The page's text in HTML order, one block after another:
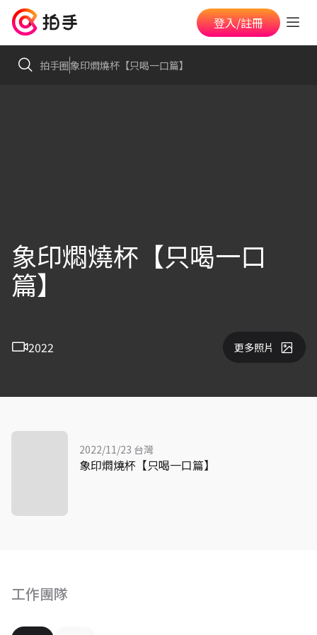
登入/註冊
拍手圈象印燜燒杯【只喝一口篇】
象印燜燒杯【只喝一口
篇】
2022 更多照片
工作團隊
2022/11/23 台灣
象印燜燒杯【只喝一口篇】